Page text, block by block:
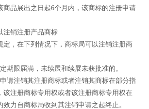
商品展出之日起6个月内，该商标的注册申请
销注册产品商标
，在下列情况下，商标局可以注销注册商
限届满，未续展和续展未获批准的。
注销其注册商标或者注销其商标在部分指
该注册商标专用权或者该注册商标专用权在
力自商标局收到其注销申请之起终止。